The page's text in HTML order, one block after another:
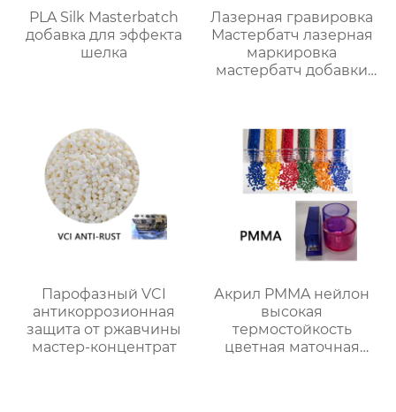
PLA Silk Masterbatch
добавка для эффекта
шелка
Лазерная гравировка
Мастербатч лазерная
маркировка
мастербатч добавки
Парофазный VCI
антикоррозионная
защита от ржавчины
мастер-концентрат
Акрил PMMA нейлон
высокая
термостойкость
цветная маточная